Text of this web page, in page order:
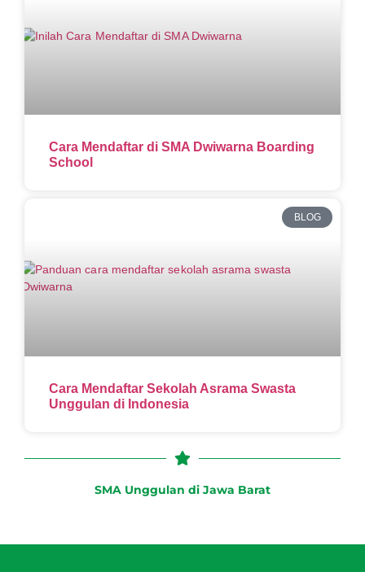
Cara Mendaftar di SMA Dwiwarna Boarding
School
BLOG
Cara Mendaftar Sekolah Asrama Swasta
Unggulan di Indonesia
SMA Unggulan di Jawa Barat